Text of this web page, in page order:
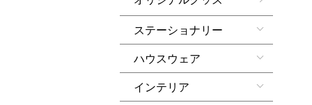
ステーショナリー
ハウスウェア
インテリア